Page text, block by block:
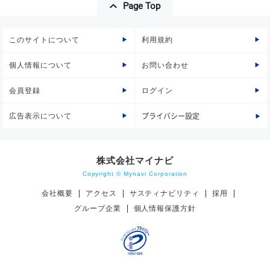
Page Top
このサイトについて 利用規約
個人情報について お問い合わせ
会員登録 ログイン
広告表示について プライバシー設定
株式会社マイナビ
Copyright © Mynavi Corporation
会社概要 アクセス サスティナビリティ
採用
グループ企業
個人情報保護方針